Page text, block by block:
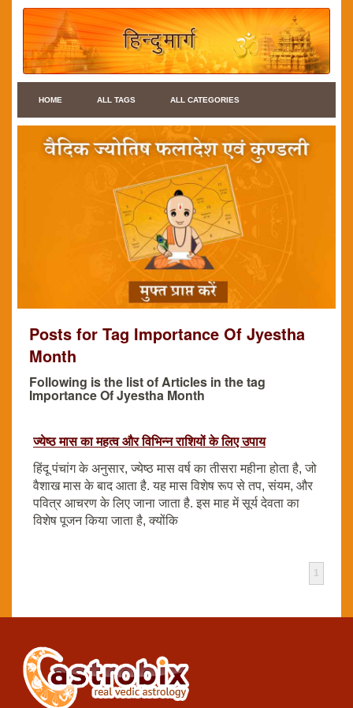
HOME ALL TAGS ALL CATEGORIES
Posts for Tag Importance Of Jyestha
Month
Following is the list of Articles in the tag
Importance Of Jyestha Month
ज्येष्ठ मास का महत्व और विभिन्न राशियों के लिए उपाय
हिंदू पंचांग के अनुसार, ज्येष्ठ मास वर्ष का तीसरा महीना होता है, जो
वैशाख मास के बाद आता है. यह मास विशेष रूप से तप, संयम, और
पवित्र आचरण के लिए जाना जाता है. इस माह में सूर्य देवता का
विशेष पूजन किया जाता है, क्योंकि
1